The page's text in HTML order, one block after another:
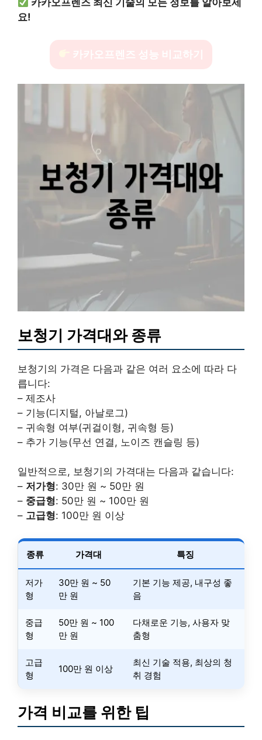
카카오프렌즈 최신 기술의 모든 정보를 알아보세
요!
카카오프렌즈 성능 비교하기
보청기 가격대와 종류
보청기의 가격은 다음과 같은 여러 요소에 따라 다
릅니다:
– 제조사
– 기능(디지털, 아날로그)
– 귀속형 여부(귀걸이형, 귀속형 등)
– 추가 기능(무선 연결, 노이즈 캔슬링 등)
일반적으로, 보청기의 가격대는 다음과 같습니다:
– 저가형: 30만 원 ~ 50만 원
– 중급형: 50만 원 ~ 100만 원
– 고급형: 100만 원 이상
종류 가격대 특징
저가
형
30만 원 ~ 50
만 원
기본 기능 제공, 내구성 좋
음
중급
형
50만 원 ~ 100
만 원
다채로운 기능, 사용자 맞
춤형
고급
형
100만 원 이상
최신 기술 적용, 최상의 청
취 경험
가격 비교를 위한 팁